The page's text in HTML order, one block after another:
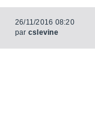
26/11/2016 08:20
par cslevine